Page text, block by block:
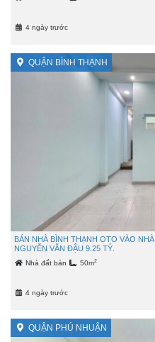
4 ngày trước
QUẬN BÌNH THẠNH
BÁN NHÀ BÌNH THẠNH OTO VÀO
NGUYỄN VĂN ĐẬU 9.25 TỶ.
Nhà đất bán 50m2
4 ngày trước
QUẬN PHÚ NHUẬN